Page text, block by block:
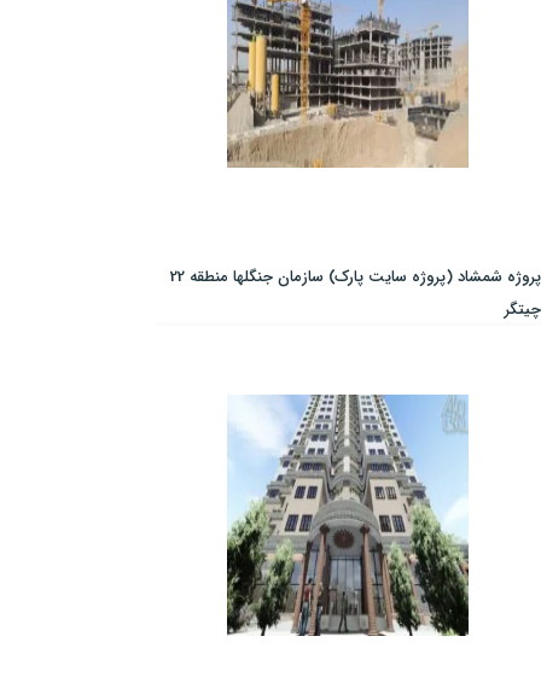
پروژه شمشاد (پروژه سایت پارک) سازمان جنگلها منطقه 22
چیتگر